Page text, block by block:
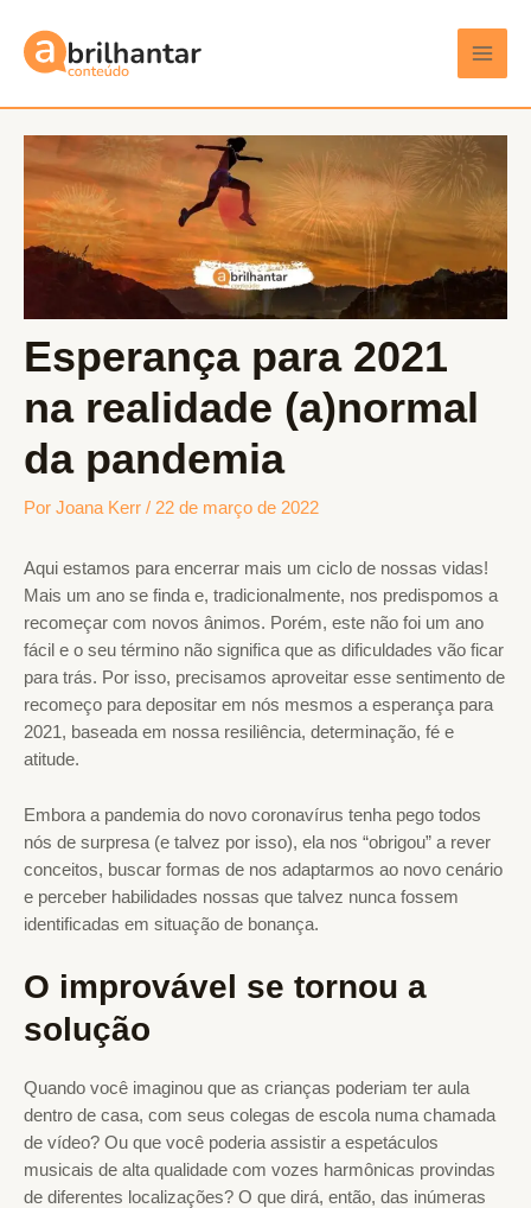
para
Main
Esperança para 2021
na realidade (a)normal
da pandemia
Por Joana Kerr / 22 de março de 2022
Aqui estamos para encerrar mais um ciclo de nossas vidas!
Mais um ano se finda e, tradicionalmente, nos predispomos a
recomeçar com novos ânimos. Porém, este não foi um ano
fácil e o seu término não significa que as dificuldades vão ficar
para trás. Por isso, precisamos aproveitar esse sentimento de
recomeço para depositar em nós mesmos a esperança para
2021, baseada em nossa resiliência, determinação, fé e
atitude.
Embora a pandemia do novo coronavírus tenha pego todos
nós de surpresa (e talvez por isso), ela nos “obrigou” a rever
conceitos, buscar formas de nos adaptarmos ao novo cenário
e perceber habilidades nossas que talvez nunca fossem
identificadas em situação de bonança.
O improvável se tornou a
solução
Quando você imaginou que as crianças poderiam ter aula
dentro de casa, com seus colegas de escola numa chamada
de vídeo? Ou que você poderia assistir a espetáculos
musicais de alta qualidade com vozes harmônicas provindas
de diferentes localizações? O que dirá, então, das inúmeras
navigation